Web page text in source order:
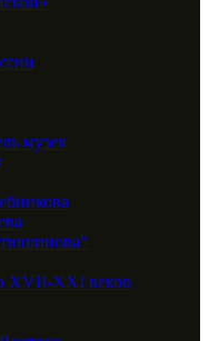
музея
XVII-XXI веков